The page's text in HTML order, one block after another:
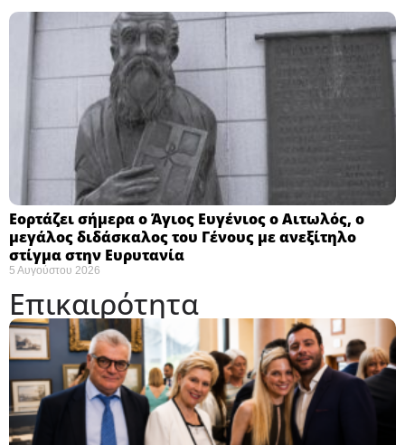
Εορτάζει σήμερα ο Άγιος Ευγένιος ο Αιτωλός, ο
μεγάλος διδάσκαλος του Γένους με ανεξίτηλο
στίγμα στην Ευρυτανία
5 Αυγούστου 2026
Επικαιρότητα